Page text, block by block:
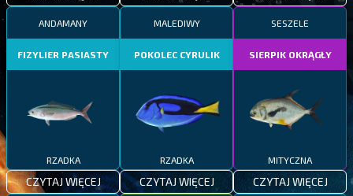
ANDAMANY
FIZYLIER PASIASTY
RZADKA
CZYTAJ WIĘCEJ
MALEDIWY
POKOLEC CYRULIK
RZADKA
CZYTAJ WIĘCEJ
SESZELE
SIERPIK OKRĄGŁY
MITYCZNA
CZYTAJ WIĘCEJ